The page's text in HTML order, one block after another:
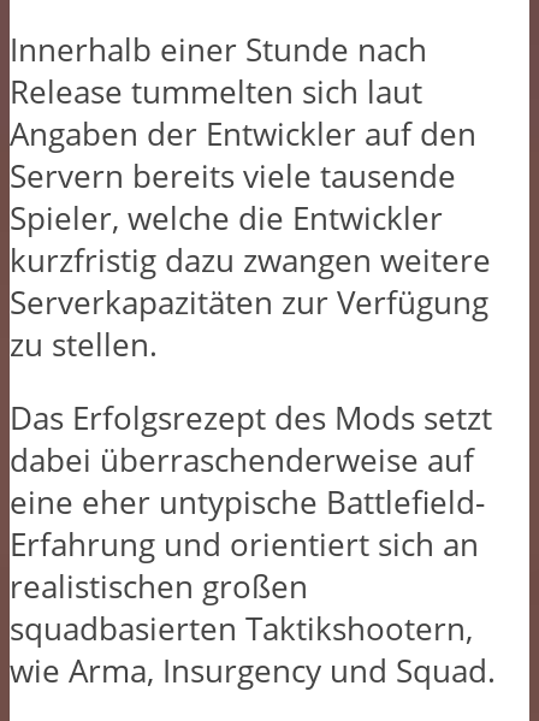
Innerhalb einer Stunde nach
Release tummelten sich laut
Angaben der Entwickler auf den
Servern bereits viele tausende
Spieler, welche die Entwickler
kurzfristig dazu zwangen weitere
Serverkapazitäten zur Verfügung
zu stellen.
Das Erfolgsrezept des Mods setzt
dabei überraschenderweise auf
eine eher untypische Battlefield-
Erfahrung und orientiert sich an
realistischen großen
squadbasierten Taktikshootern,
wie Arma, Insurgency und Squad.